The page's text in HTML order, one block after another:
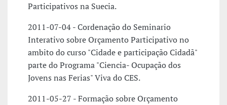
Participativos na Suecia.
2011-07-04 - Cordenação do Seminario
Interativo sobre Orçamento Participativo no
ambito do curso "Cidade e participação Cidadã"
parte do Programa "Ciencia- Ocupação dos
Jovens nas Ferias" Viva do CES.
2011-05-27 - Formação sobre Orçamento